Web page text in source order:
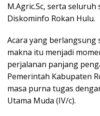
M.Agric.Sc, serta
Diskominfo Rokan Hulu.
Acara yang
makna itu menjadi
perjalanan panjang
Pemerintah Kabupaten
masa purna tugas
Utama Muda (IV/c).